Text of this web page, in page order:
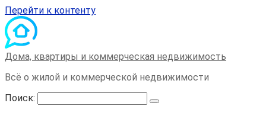
Перейти к контенту
Дома, квартиры и коммерческая недвижимость
Всё о жилой и коммерческой недвижимости
Поиск: